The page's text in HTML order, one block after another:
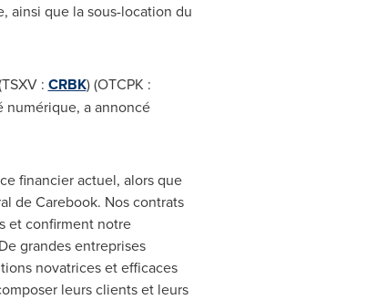
ainsi que la sous-location du
: CRBK) (OTCPK :
numérique, a annoncé
financier actuel, alors que
de Carebook. Nos contrats
et confirment notre
grandes entreprises
novatrices et efficaces
leurs clients et leurs